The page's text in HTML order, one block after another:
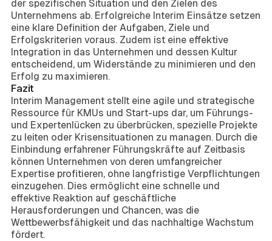
der spezifischen Situation und den Zielen des
Unternehmens ab. Erfolgreiche Interim Einsätze setzen
eine klare Definition der Aufgaben, Ziele und
Erfolgskriterien voraus. Zudem ist eine effektive
Integration in das Unternehmen und dessen Kultur
entscheidend, um Widerstände zu minimieren und den
Erfolg zu maximieren.
Fazit
Interim Management stellt eine agile und strategische
Ressource für KMUs und Start-ups dar, um Führungs-
und Expertenlücken zu überbrücken, spezielle Projekte
zu leiten oder Krisensituationen zu managen. Durch die
Einbindung erfahrener Führungskräfte auf Zeitbasis
können Unternehmen von deren umfangreicher
Expertise profitieren, ohne langfristige Verpflichtungen
einzugehen. Dies ermöglicht eine schnelle und
effektive Reaktion auf geschäftliche
Herausforderungen und Chancen, was die
Wettbewerbsfähigkeit und das nachhaltige Wachstum
fördert.